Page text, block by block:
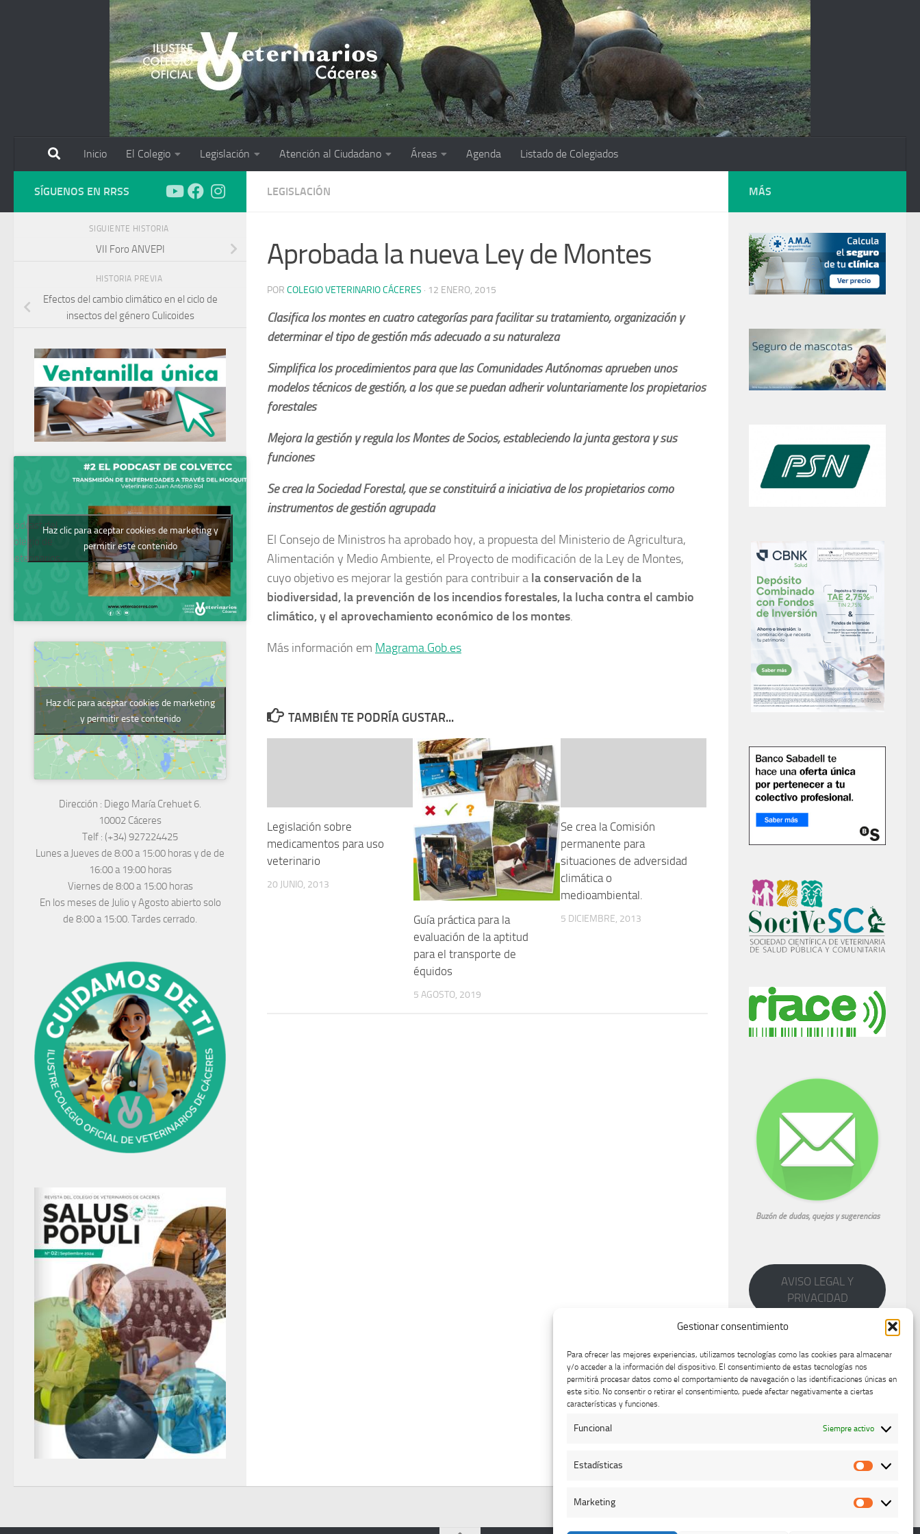
Gestionar consentimiento
Para ofrecer las mejores experiencias, utilizamos tecnologías como las cookies para almacenar
y/o acceder a la información del dispositivo. El consentimiento de estas tecnologías nos
permitirá procesar datos como el comportamiento de navegación o las identificaciones únicas en
este sitio. No consentir o retirar el consentimiento, puede afectar negativamente a ciertas
características y funciones.
Funcional Siempre activo
Estadísticas
Marketing
Marketing
Inicio El Colegio Legislación Atención al Ciudadano Áreas Agenda Listado de Colegiados
LEGISLACIÓN
Aprobada la nueva Ley de Montes
POR COLEGIO VETERINARIO CÁCERES · 12 ENERO, 2015
Clasifica los montes en cuatro categorías para facilitar su tratamiento, organización y
determinar el tipo de gestión más adecuado a su naturaleza
Simplifica los procedimientos para que las Comunidades Autónomas aprueben unos
modelos técnicos de gestión, a los que se puedan adherir voluntariamente los propietarios
forestales
Mejora la gestión y regula los Montes de Socios, estableciendo la junta gestora y sus
funciones
Se crea la Sociedad Forestal, que se constituirá a iniciativa de los propietarios como
instrumentos de gestión agrupada
El Consejo de Ministros ha aprobado hoy, a propuesta del Ministerio de Agricultura,
Alimentación y Medio Ambiente, el Proyecto de modificación de la Ley de Montes,
cuyo objetivo es mejorar la gestión para contribuir a la conservación de la
biodiversidad, la prevención de los incendios forestales, la lucha contra el cambio
climático, y el aprovechamiento económico de los montes.
Más información em Magrama.Gob.es
TAMBIÉN TE PODRÍA GUSTAR...
Legislación sobre
medicamentos para uso
veterinario
20 JUNIO, 2013
Guía práctica para la
evaluación de la aptitud
para el transporte de
équidos
5 AGOSTO, 2019
Se crea la Comisión
permanente para
situaciones de adversidad
climática o
medioambiental.
5 DICIEMBRE, 2013
SÍGUENOS EN RRSS
SIGUIENTE HISTORIA
VII Foro ANVEPI
HISTORIA PREVIA
Efectos del cambio climático en el ciclo de
insectos del género Culicoides
Podcast del
Colegio de
Veterinarios
Haz clic para aceptar cookies de marketing y
permitir este contenido
Haz clic para aceptar cookies de marketing
y permitir este contenido
Dirección : Diego María Crehuet 6.
10002 Cáceres
Telf : (+34) 927224425
Lunes a Jueves de 8:00 a 15:00 horas y de de
16:00 a 19:00 horas
Viernes de 8:00 a 15:00 horas
En los meses de Julio y Agosto abierto solo
de 8:00 a 15:00. Tardes cerrado.
MÁS
Buzón de dudas, quejas y sugerencias
AVISO LEGAL Y
PRIVACIDAD